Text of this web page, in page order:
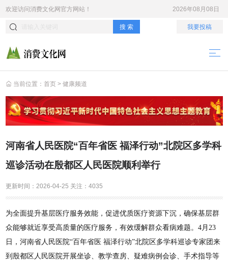
欢迎访问消费文化网官方网站！ 2026年08月08日
搜 索 我要投稿
当前位置： 首页 > 健康频道
河南省人民医院“百年省医 福泽行动”北院区多学科
巡诊活动在殷都区人民医院顺利举行
更新时间： 2026-04-25 关注： 4035
为全面提升基层医疗服务效能，促进优质医疗资源下沉，确保基层群
众能够就近享受高质量的医疗服务，有效缓解群众看病难题。4月23
日，河南省人民医院“百年省医 福泽行动”北院区多学科巡诊专家团来
到殷都区人民医院开展坐诊、教学查房、疑难病例会诊、手术指导等